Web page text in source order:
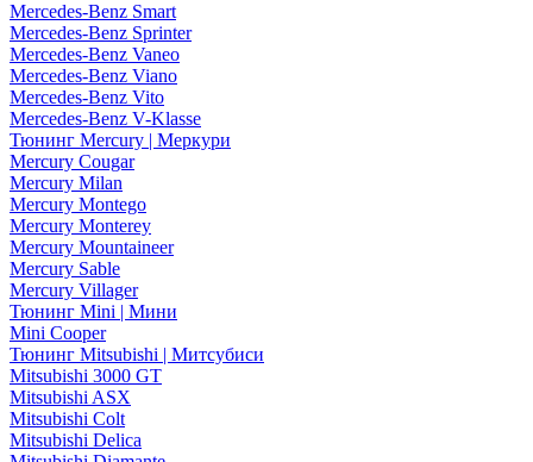
Mercedes-Benz Smart
Mercedes-Benz Sprinter
Mercedes-Benz Vaneo
Mercedes-Benz Viano
Mercedes-Benz Vito
Mercedes-Benz V-Klasse
Тюнинг Mercury | Меркури
Mercury Cougar
Mercury Milan
Mercury Montego
Mercury Monterey
Mercury Mountaineer
Mercury Sable
Mercury Villager
Тюнинг Mini | Мини
Mini Cooper
Тюнинг Mitsubishi | Митсубиси
Mitsubishi 3000 GT
Mitsubishi ASX
Mitsubishi Colt
Mitsubishi Delica